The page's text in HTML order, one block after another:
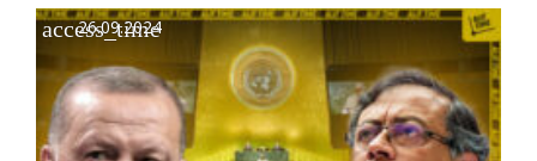
access_time
26.09.2024